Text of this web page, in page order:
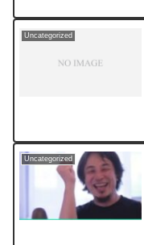
Uncategorized
Uncategorized